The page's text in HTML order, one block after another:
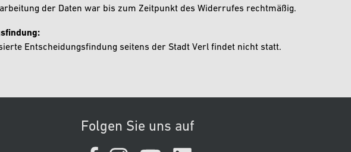
der Daten war bis zum Zeitpunkt des Widerrufes rechtmäßig.
Entscheidungsfindung seitens der Stadt Verl findet nicht statt.
Folgen Sie uns auf